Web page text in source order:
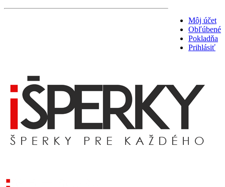
Môj účet
Obľúbené
Pokladňa
Prihlásiť